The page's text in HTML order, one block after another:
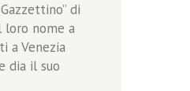
di
loro nome a
a Venezia
dia il suo